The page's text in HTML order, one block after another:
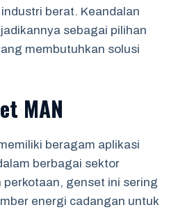
berat. Keandalan
sebagai pilihan
membutuhkan solusi
MAN
beragam aplikasi
berbagai sektor
genset ini sering
energi cadangan untuk